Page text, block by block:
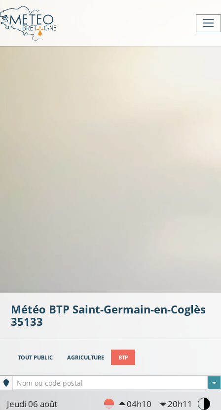
Météo BTP Saint-Germain-en-Coglès
35133
TOUT PUBLIC AGRICULTURE BTP
Ville sélectionnée
Nom ou code postal
Jeudi 06 août 04h10 20h11